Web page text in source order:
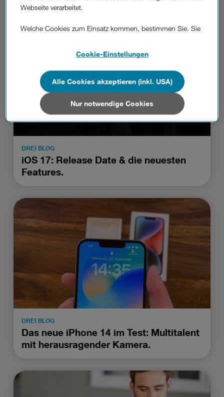
DREI BLOG
iOS 17: Release Date & die neuesten
Features.
DREI BLOG
Das neue iPhone 14 im Test: Multitalent
mit herausragender Kamera.
Webseite verarbeitet.
Welche Cookies zum Einsatz kommen, bestimmen Sie. Sie
Wenn Sie allen Cookies zustimmen, werden auch Cookies
von Drittanbietern verarbeitet, die Ihre Daten in Ländern
außerhalb der europäischen Union (z.B. in den USA)
verarbeiten. Sie unterliegen keinem EU-konformen
Datenschutzniveau und es stehen keine wirksamen
Datenschutzniveau wie in der Europäischen Union aufweisen
(z.B. Data Privacy Framework), werden wie europäische
Sie nur jene Cookies im Einsatz, die zur Funktion dieser
Website unerlässlich sind.
Cookie-Einstellungen
Nur notwendige Cookies
Alle Cookies akzeptieren (inkl. USA)